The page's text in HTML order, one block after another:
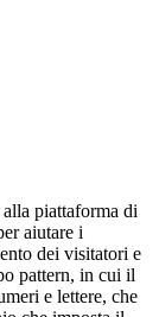
piattaforma di
aiutare i
dei visitatori e
pattern, in cui il
e lettere, che